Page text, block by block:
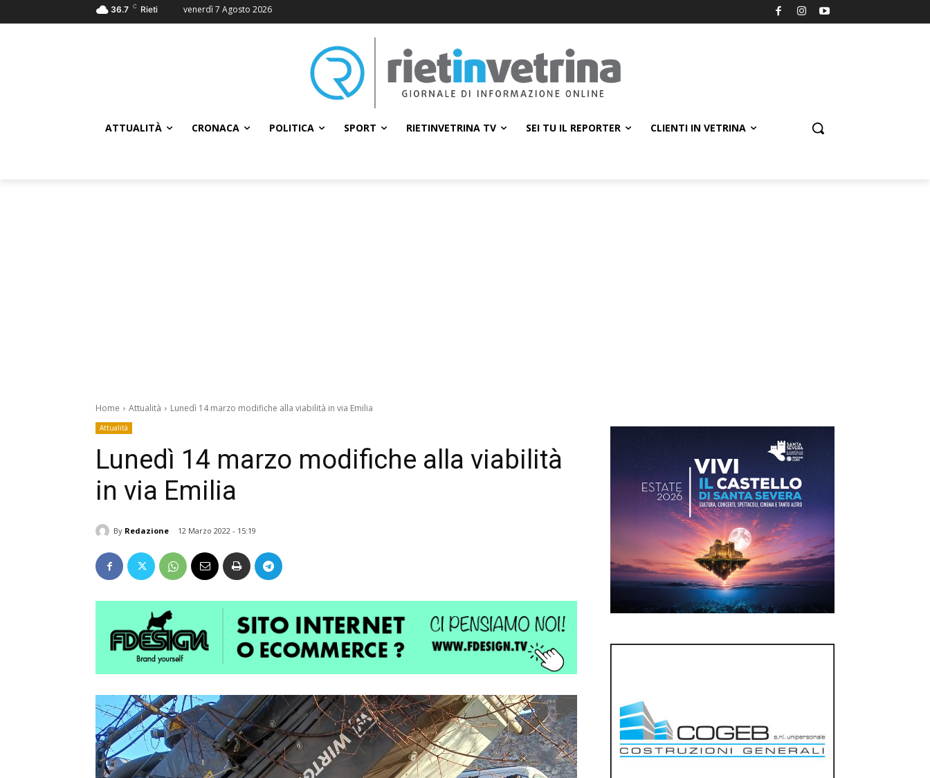
36.7 C Rieti venerdì 7 Agosto 2026
ATTUALITÀ CRONACA POLITICA SPORT RIETINVETRINA TV SEI TU IL REPORTER CLIENTI IN VETRINA
Home Attualità Lunedì 14 marzo modifiche alla viabilità in via Emilia
Attualità
Lunedì 14 marzo modifiche alla viabilità
in via Emilia
By Redazione 12 Marzo 2022 - 15:19